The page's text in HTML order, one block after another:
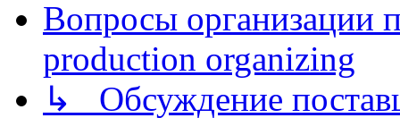
Вопросы организации
production organizing
↳ Обсуждение